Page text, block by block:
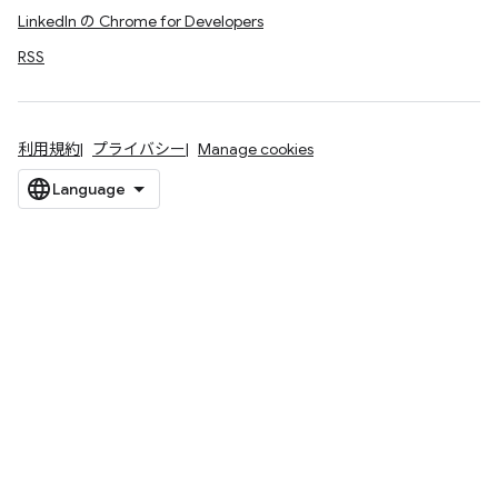
LinkedIn の Chrome for Developers
RSS
利用規約 プライバシー Manage cookies